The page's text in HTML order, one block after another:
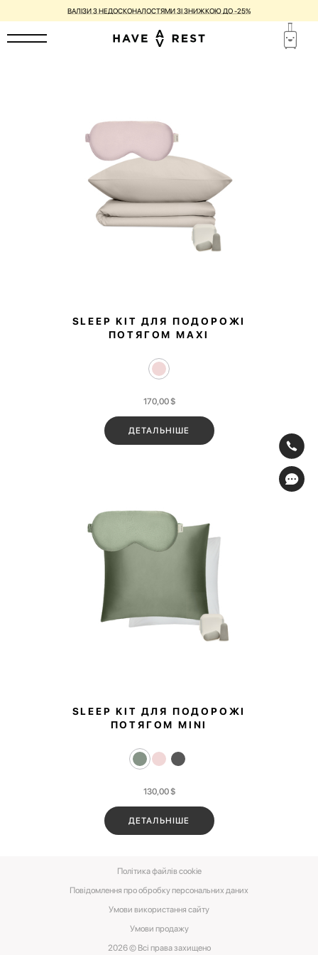
ГАРАНТІЯ 1 РІК ТА БЕЗКОШТОВНИЙ РЕМОНТ ДЛЯ КОЖНОЇ ВАЛІЗИ
SLEEP KIT ДЛЯ ПОДОРОЖІ
ПОТЯГОМ MAXI
170,00$
ДЕТАЛЬНІШЕ
SLEEP KIT ДЛЯ ПОДОРОЖІ
ПОТЯГОМ MINI
130,00$
ДЕТАЛЬНІШЕ
2026 © Всі права захищено
Повідомлення про обробку персональних даних
Умови використання сайту
Умови‌ ‌продажу‌
Політика файлів cookie